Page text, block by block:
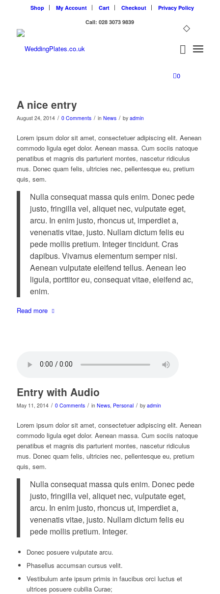
Shop My Account Cart Checkout
Privacy Policy
Call: 028 3073 9839
0
A nice entry
August 24, 2014 / 0 Comments / in News / by admin
Lorem ipsum dolor sit amet, consectetuer adipiscing elit. Aenean
commodo ligula eget dolor. Aenean massa. Cum sociis natoque
penatibus et magnis dis parturient montes, nascetur ridiculus
mus. Donec quam felis, ultricies nec, pellentesque eu, pretium
quis, sem.
Nulla consequat massa quis enim. Donec pede
justo, fringilla vel, aliquet nec, vulputate eget,
arcu. In enim justo, rhoncus ut, imperdiet a,
venenatis vitae, justo. Nullam dictum felis eu
pede mollis pretium. Integer tincidunt. Cras
dapibus. Vivamus elementum semper nisi.
Aenean vulputate eleifend tellus. Aenean leo
ligula, porttitor eu, consequat vitae, eleifend ac,
enim.
Read more
Entry with Audio
May 11, 2014 / 0 Comments / in News, Personal / by admin
Lorem ipsum dolor sit amet, consectetuer adipiscing elit. Aenean
commodo ligula eget dolor. Aenean massa. Cum sociis natoque
penatibus et magnis dis parturient montes, nascetur ridiculus
mus. Donec quam felis, ultricies nec, pellentesque eu, pretium
quis, sem.
Nulla consequat massa quis enim. Donec pede
justo, fringilla vel, aliquet nec, vulputate eget,
arcu. In enim justo, rhoncus ut, imperdiet a,
venenatis vitae, justo. Nullam dictum felis eu
pede mollis pretium. Integer.
Donec posuere vulputate arcu.
Phasellus accumsan cursus velit.
Vestibulum ante ipsum primis in faucibus orci luctus et
ultrices posuere cubilia Curae;